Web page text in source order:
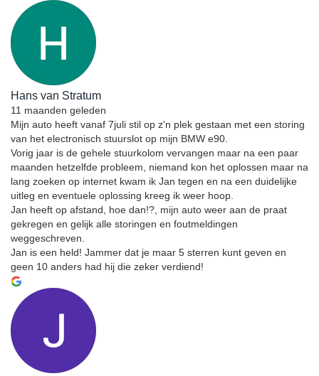
Hans van Stratum
11 maanden geleden
Mijn auto heeft vanaf 7juli stil op z'n plek gestaan met een storing
van het electronisch stuurslot op mijn BMW e90.
Vorig jaar is de gehele stuurkolom vervangen maar na een paar
maanden hetzelfde probleem, niemand kon het oplossen maar na
lang zoeken op internet kwam ik Jan tegen en na een duidelijke
uitleg en eventuele oplossing kreeg ik weer hoop.
Jan heeft op afstand, hoe dan!?, mijn auto weer aan de praat
gekregen en gelijk alle storingen en foutmeldingen
weggeschreven.
Jan is een held! Jammer dat je maar 5 sterren kunt geven en
geen 10 anders had hij die zeker verdiend!